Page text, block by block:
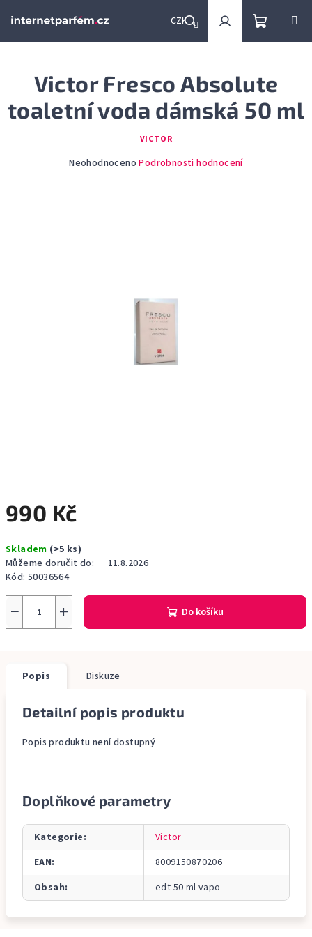
CZK
Hledat PřihlášeníNákupní
košík
990 Kč
cena:
Skladem (>5 ks)
Můžeme doručit do:
11.8.2026
Kód: 50036564
+
− Do košíku
Victor Fresco Absolute
toaletní voda dámská 50 ml
VICTOR
Průměrné
Neohodnoceno Podrobnosti hodnocení
Popis Diskuze
Detailní popis produktu
Popis produktu není dostupný
Doplňkové parametry
Kategorie:
Victor
EAN:
8009150870206
Obsah: edt 50 ml vapo